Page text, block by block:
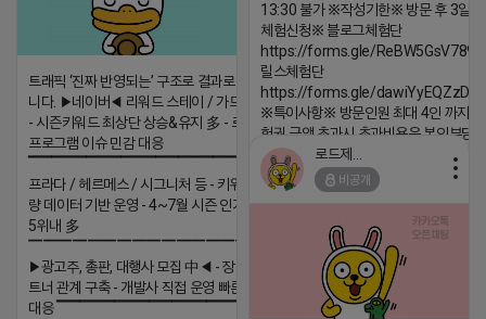
13:30 불가 ※작성기한※ 방문 후 3일
체험신청※ 블로그체험단
https://forms.gle/
릴스체험단
https://forms.gle/
※특이사항※ 방문인원 최대 4인 까지
험권 금액 초과시 초과비용은 본인부담
2026-04-18 17:12
트래픽 ‘진짜 반영되는’ 구조로 결과로 보여드립
니다. ▶네이버◀ 리워드 스테이 / 가드 / 자몽 등
- 시즌키워드 최상단 상승&유지 多 - 로직변화,
프로그램 이슈 민감 대응
▔▔▔▔▔▔▔▔▔▔▔▔▔▔▔▔▔▔ ▶쿠팡◀
프라다 / 헤르메스 / 시그니처 등 - 키워드 검색
량 데이터 기반 운영 - 4~7월 시즌 인기 키워드
5위내 多
▔▔▔▔▔▔▔▔▔▔▔▔▔▔▔▔▔▔
▶광고주, 총판, 대행사 모집 中◀ - 장기 협업 파
트너 관계 구축 - 개발사 직접 운영 빠른 피드백
대응 ▔▔▔▔▔▔▔▔▔▔▔▔▔▔▔▔▔▔ (카
비공개